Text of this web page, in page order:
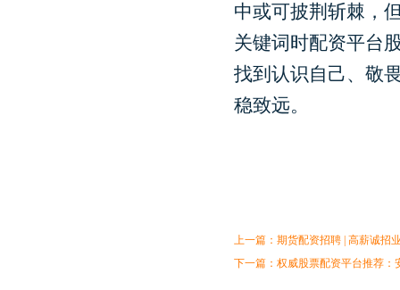
中或可披荆斩棘，
关键词时配资平台
找到认识自己、敬
稳致远。
上一篇： 期货配资招聘 | 高薪诚招
下一篇： 权威股票配资平台推荐：